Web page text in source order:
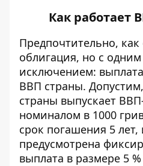
Как работает
Предпочтительно,
облигация, но с
исключением:
ВВП страны.
страны выпускает
номиналом в 1000
срок погашения 5
предусмотрена
выплата в размере 5